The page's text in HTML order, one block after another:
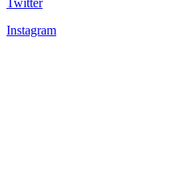
Twitter
Instagram